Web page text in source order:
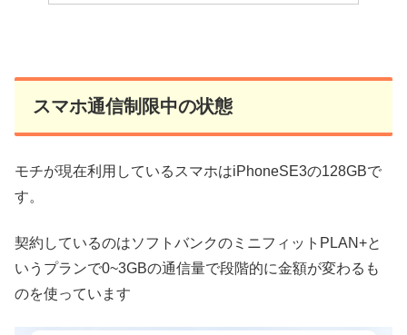
スマホ通信制限中の状態
モチが現在利用しているスマホはiPhoneSE3の128GBで
す。
契約しているのはソフトバンクのミニフィットPLAN+と
いうプランで0~3GBの通信量で段階的に金額が変わるも
のを使っています